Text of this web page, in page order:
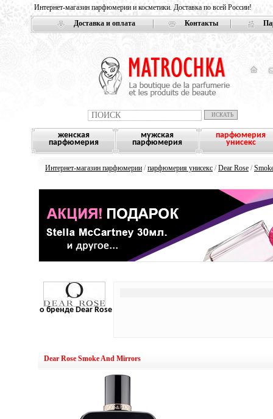
Интернет-магазин парфюмерии и косметики. Доставка по всей России!
Доставка и оплата
Контакты
женская
парфюмерия
мужская
парфюмерия
парфюмерия
унисекс
Интернет-магазин парфюмерии /парфюмерия унисекс /Dear Rose /
о бренде Dear Rose
Dear Rose Smoke And Mirrors